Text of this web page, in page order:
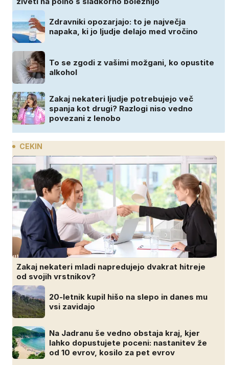
Zdravniki opozarjajo: to je največja
napaka, ki jo ljudje delajo med vročino
To se zgodi z vašimi možgani, ko opustite
alkohol
Zakaj nekateri ljudje potrebujejo več
spanja kot drugi? Razlogi niso vedno
povezani z lenobo
CEKIN
Zakaj nekateri mladi napredujejo dvakrat hitreje
od svojih vrstnikov?
20-letnik kupil hišo na slepo in danes mu
vsi zavidajo
Na Jadranu še vedno obstaja kraj, kjer
lahko dopustujete poceni: nastanitev že
od 10 evrov, kosilo za pet evrov